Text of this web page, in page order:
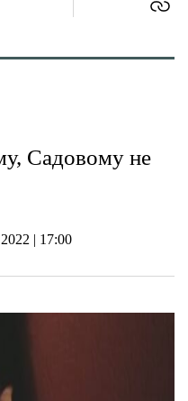
Садовому не
| 17:00